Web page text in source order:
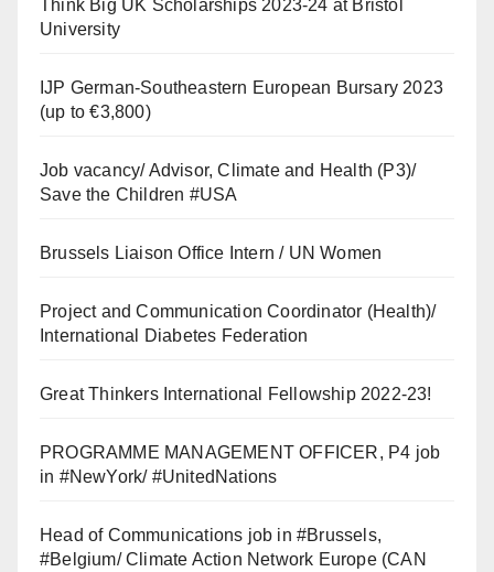
Think Big UK Scholarships 2023-24 at Bristol
University
IJP German-Southeastern European Bursary 2023
(up to €3,800)
Job vacancy/ Advisor, Climate and Health (P3)/
Save the Children #USA
Brussels Liaison Office Intern / UN Women
Project and Communication Coordinator (Health)/
International Diabetes Federation
Great Thinkers International Fellowship 2022-23!
PROGRAMME MANAGEMENT OFFICER, P4 job
in #NewYork/ #UnitedNations
Head of Communications job in #Brussels,
#Belgium/ Climate Action Network Europe (CAN